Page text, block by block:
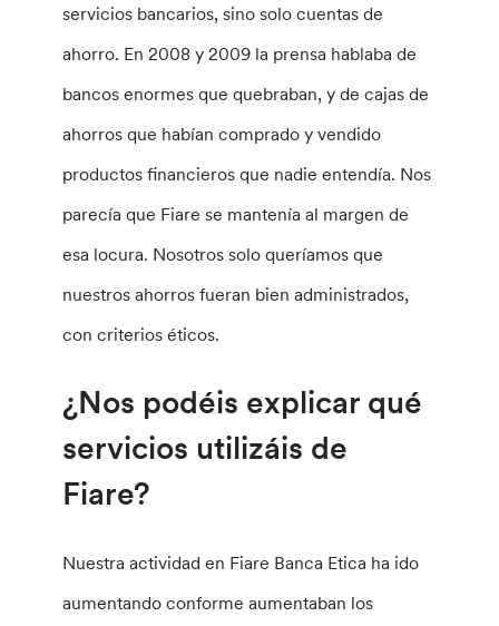
servicios bancarios, sino solo cuentas de
ahorro. En 2008 y 2009 la prensa hablaba de
bancos enormes que quebraban, y de cajas de
ahorros que habían comprado y vendido
productos financieros que nadie entendía. Nos
parecía que Fiare se mantenía al margen de
esa locura. Nosotros solo queríamos que
nuestros ahorros fueran bien administrados,
con criterios éticos.
¿Nos podéis explicar qué
servicios utilizáis de
Fiare?
Nuestra actividad en Fiare Banca Etica ha ido
aumentando conforme aumentaban los